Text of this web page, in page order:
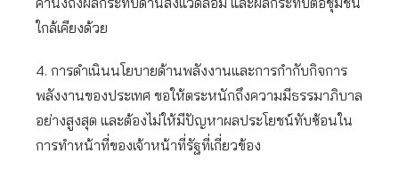
ใกล้เคียงด้วย
4. การดำเนินนโยบายด้านพลังงานและการกำกับกิจการ
พลังงานของประเทศ ขอให้ตระหนักถึงความมีธรรมาภิบาล
อย่างสูงสุด และต้องไม่ให้มีปัญหาผลประโยชน์ทับซ้อนใน
การทำหน้าที่ของเจ้าหน้าที่รัฐที่เกี่ยวข้อง